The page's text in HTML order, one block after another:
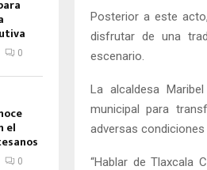
Posterior a este
disfrutar de una
escenario.
La alcaldesa
municipal para
adversas
“Hablar de Tlaxcala
0
el
0